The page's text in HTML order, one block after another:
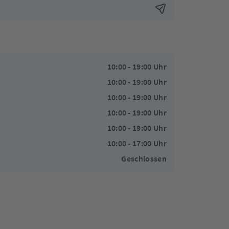
10:00 - 19:00 Uhr
10:00 - 19:00 Uhr
10:00 - 19:00 Uhr
10:00 - 19:00 Uhr
10:00 - 19:00 Uhr
10:00 - 17:00 Uhr
Geschlossen